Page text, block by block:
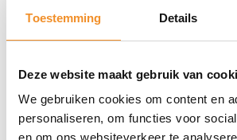
Toestemming Details
Deze website maakt gebruik van
We gebruiken cookies om content en
personaliseren, om functies voor
en om ons websiteverkeer te
Direct erbij bestellen